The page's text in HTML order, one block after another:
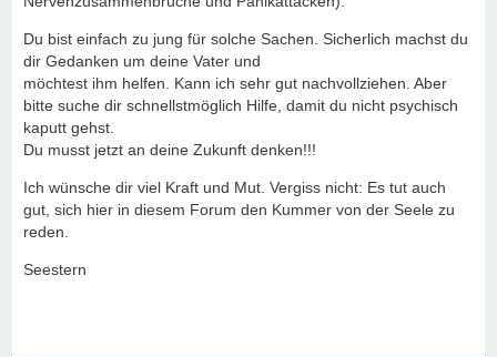
Du bist einfach zu jung für solche Sachen. Sicherlich machst du
dir Gedanken um deine Vater und
möchtest ihm helfen. Kann ich sehr gut nachvollziehen. Aber
bitte suche dir schnellstmöglich Hilfe, damit du nicht psychisch
kaputt gehst.
Du musst jetzt an deine Zukunft denken!!!
Ich wünsche dir viel Kraft und Mut. Vergiss nicht: Es tut auch
gut, sich hier in diesem Forum den Kummer von der Seele zu
reden.
Seestern